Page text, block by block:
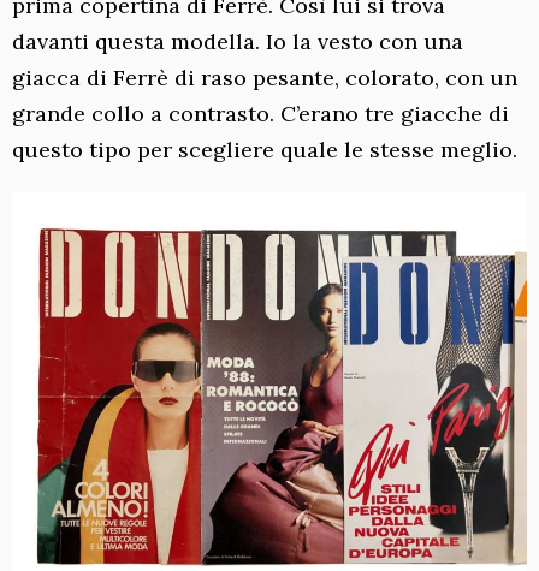
davanti questa modella. Io la vesto con una
giacca di Ferrè di raso pesante, colorato, con un
grande collo a contrasto. C’erano tre giacche di
questo tipo per scegliere quale le stesse meglio.